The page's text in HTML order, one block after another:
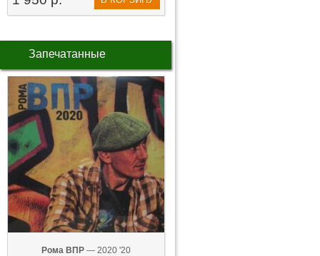
Запечатанные
Рома ВПР — 2020 '20